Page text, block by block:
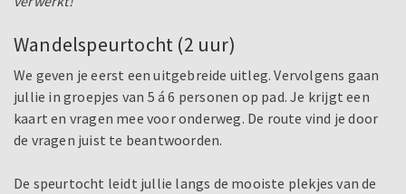
Wandelspeurtocht (2 uur)
We geven je eerst een uitgebreide uitleg. Vervolgens gaan
jullie in groepjes van 5 á 6 personen op pad. Je krijgt een
kaart en vragen mee voor onderweg. De route vind je door
de vragen juist te beantwoorden.
De speurtocht leidt jullie langs de mooiste plekjes van de